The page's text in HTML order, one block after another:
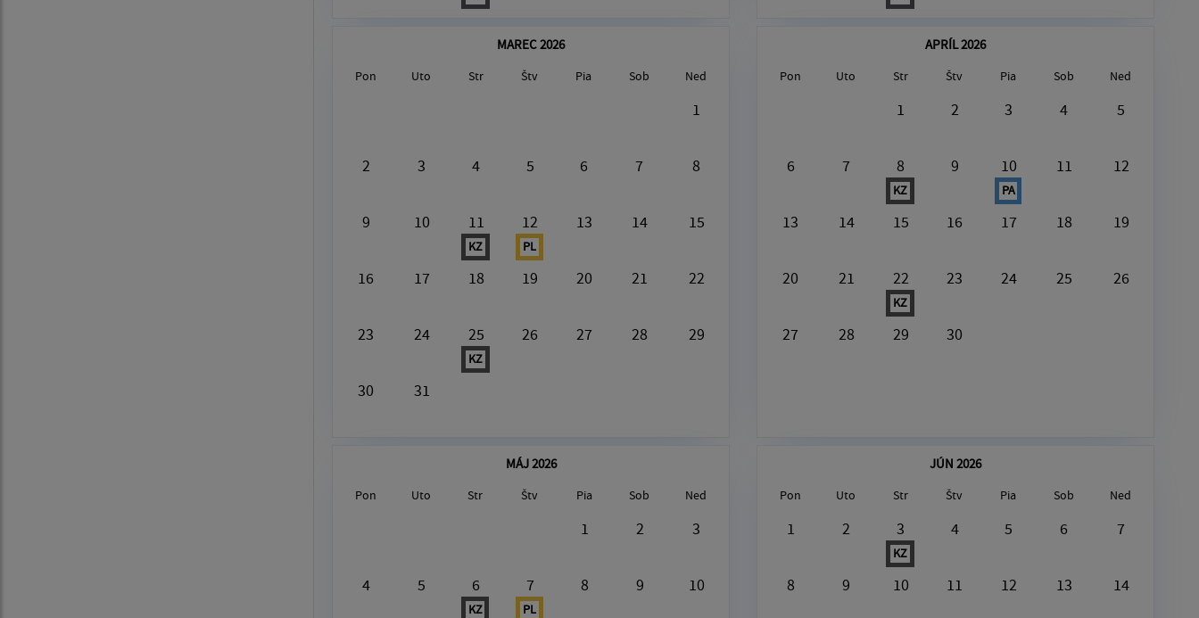
MAREC 2026
Pon Uto Str Štv Pia Sob Ned
1
2 3 4 5 6 7 8
9 10 11
KZ
12
PL
13 14 15
16 17 18 19 20 21 22
23 24 25
KZ
26 27 28 29
30 31
APRÍL 2026
Pon Uto Str Štv Pia Sob Ned
1 2 3 4 5
6 7 8
KZ
9 10
PA
11 12
13 14 15 16 17 18 19
20 21 22
KZ
23 24 25 26
27 28 29 30
MÁJ 2026
Pon Uto Str Štv Pia Sob Ned
1 2 3
4 5 6
KZ
7
PL
8 9 10
JÚN 2026
Pon Uto Str Štv Pia Sob Ned
1 2 3
KZ
4 5 6 7
8 9 10 11 12 13 14
V tento deň nie je nič naplánované